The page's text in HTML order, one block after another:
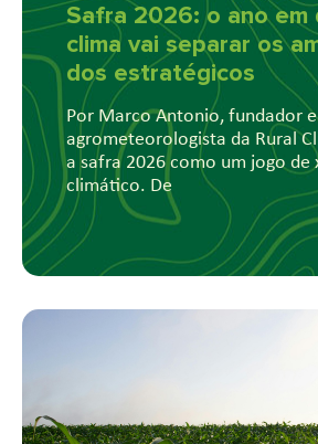
Safra 2026: o ano em
clima vai separar os
dos estratégicos
Por Marco Antonio, fundador e
agrometeorologista da Rural
a safra 2026 como um jogo de
climático. De